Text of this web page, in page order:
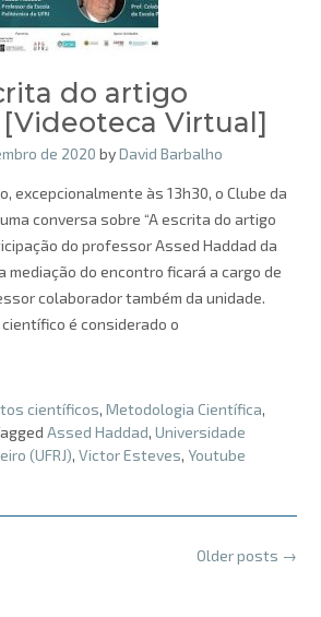
do artigo
Virtual]
de 2020 byDavid Barbalho
excepcionalmente às 13h30, o Clube da
conversa sobre “A escrita do artigo
do professor Assed Haddad da
mediação do encontro ficará a cargo de
colaborador também da unidade.
é considerado o
científicos, Metodologia Científica,
Assed Haddad, Universidade
(UFRJ), Victor Esteves, Youtube
Older posts →